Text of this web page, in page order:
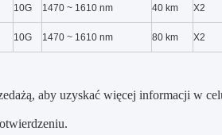
10G 1470 ~ 1610 nm 40 km X2
10G 1470 ~ 1610 nm 80 km X2
aby uzyskać więcej informacji w